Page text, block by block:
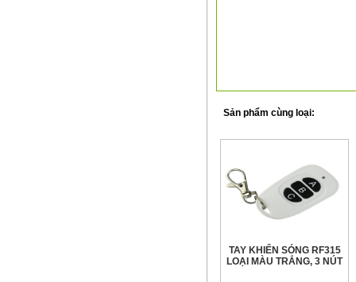
Sản phẩm cùng loại:
TAY KHIỂN SÓNG RF315
LOẠI MÀU TRẮNG, 3 NÚT